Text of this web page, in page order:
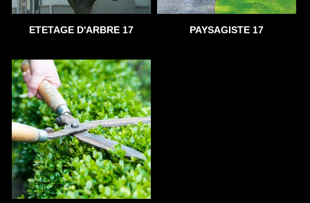
ETETAGE D'ARBRE 17 PAYSAGISTE 17